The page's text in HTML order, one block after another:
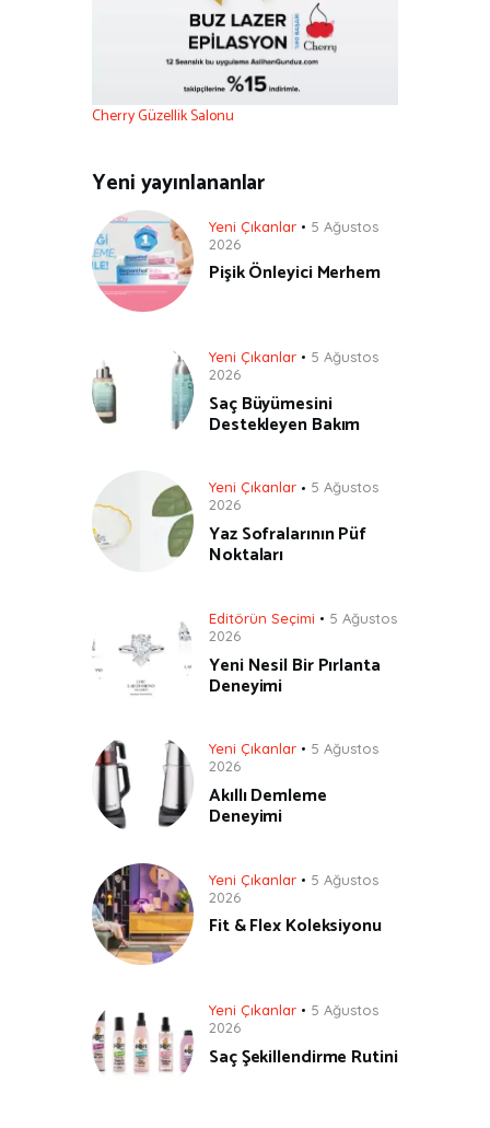
Cherry Güzellik Salonu
Yeni yayınlananlar
Yeni Çıkanlar
5 Ağustos
2026
Pişik Önleyici Merhem
Yeni Çıkanlar
5 Ağustos
2026
Saç Büyümesini
Destekleyen Bakım
Yeni Çıkanlar
5 Ağustos
2026
Yaz Sofralarının Püf
Noktaları
Editörün Seçimi
5 Ağustos
2026
Yeni Nesil Bir Pırlanta
Deneyimi
Yeni Çıkanlar
5 Ağustos
2026
Akıllı Demleme
Deneyimi
Yeni Çıkanlar
5 Ağustos
2026
Fit & Flex Koleksiyonu
Yeni Çıkanlar
5 Ağustos
2026
Saç Şekillendirme Rutini